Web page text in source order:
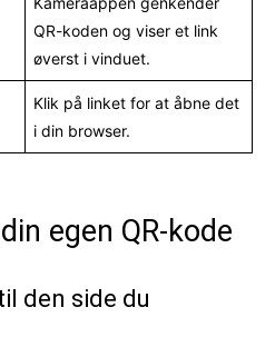
QR-koden og viser et link
øverst i vinduet.
Klik på linket for at åbne det
i din browser.
egen QR-kode
den side du